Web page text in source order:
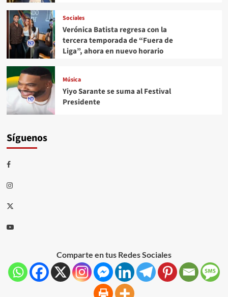
Sociales
Verónica Batista regresa con la
tercera temporada de “Fuera de
Liga”, ahora en nuevo horario
Música
Yiyo Sarante se suma al Festival
Presidente
Síguenos
Comparte en tus Redes Sociales